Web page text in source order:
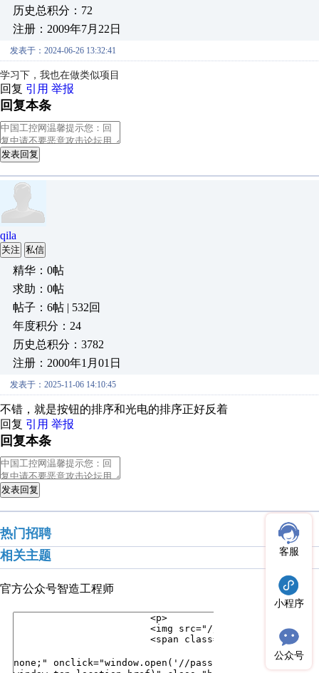
历史总积分：72
注册：2009年7月22日
发表于：2024-06-26 13:32:41
学习下，我也在做类似项目
回复 引用 举报
回复本条
发表回复
qila
关注 私信
精华：0帖
求助：0帖
帖子：6帖 | 532回
年度积分：24
历史总积分：3782
注册：2000年1月01日
发表于：2025-11-06 14:10:45
不错，就是按钮的排序和光电的排序正好反着
回复 引用 举报
回复本条
发表回复
热门招聘
相关主题
官方公众号智造工程师
客服
小程序
公众号